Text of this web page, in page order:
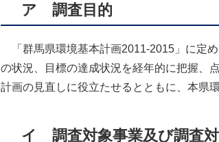
ア 調査目的
「群馬県環境基本計画2011-2015」に定
の状況、目標の達成状況を経年的に把握、
計画の見直しに役立たせるとともに、本県
イ 調査対象事業及び調査